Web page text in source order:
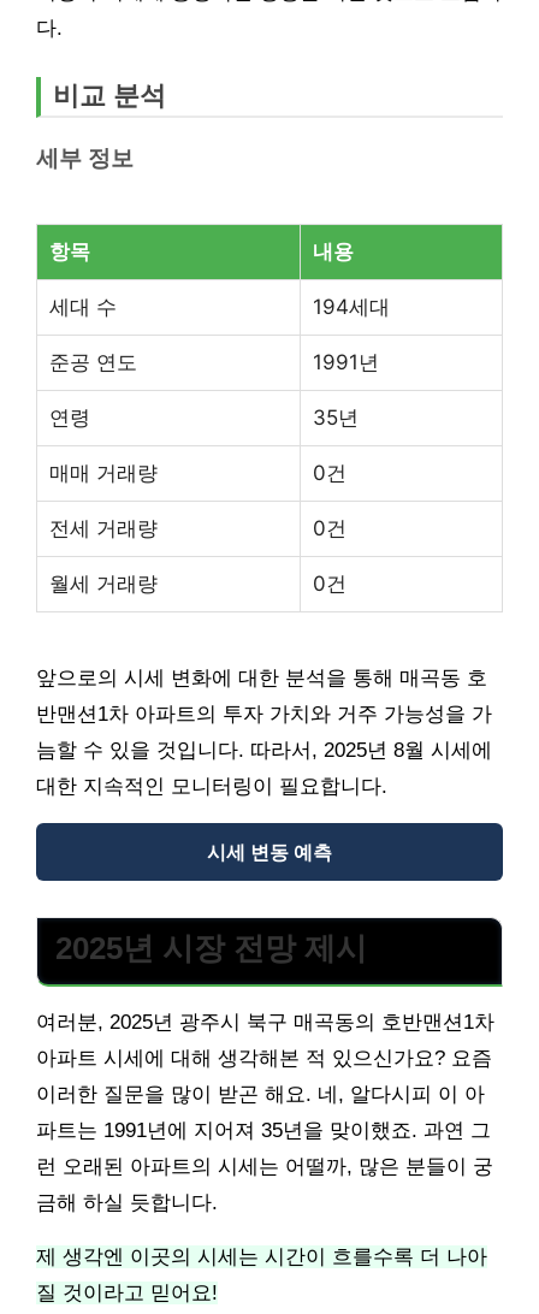
다.
비교 분석
세부 정보
항목 내용
세대 수 194세대
준공 연도 1991년
연령 35년
매매 거래량 0건
전세 거래량 0건
월세 거래량 0건
앞으로의 시세 변화에 대한 분석을 통해 매곡동 호
반맨션1차 아파트의 투자 가치와 거주 가능성을 가
늠할 수 있을 것입니다. 따라서, 2025년 8월 시세에
대한 지속적인 모니터링이 필요합니다.
시세 변동 예측
2025년 시장 전망 제시
여러분, 2025년 광주시 북구 매곡동의 호반맨션1차
아파트 시세에 대해 생각해본 적 있으신가요? 요즘
이러한 질문을 많이 받곤 해요. 네, 알다시피 이 아
파트는 1991년에 지어져 35년을 맞이했죠. 과연 그
런 오래된 아파트의 시세는 어떨까, 많은 분들이 궁
금해 하실 듯합니다.
제 생각엔 이곳의 시세는 시간이 흐를수록 더 나아
질 것이라고 믿어요!